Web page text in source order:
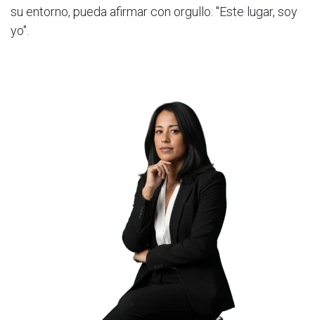
su entorno, pueda afirmar con orgullo: "Este lugar, soy
yo".